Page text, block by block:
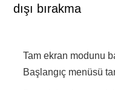
dışı bırakma
Tam ekran modunu
Başlangıç menüsü